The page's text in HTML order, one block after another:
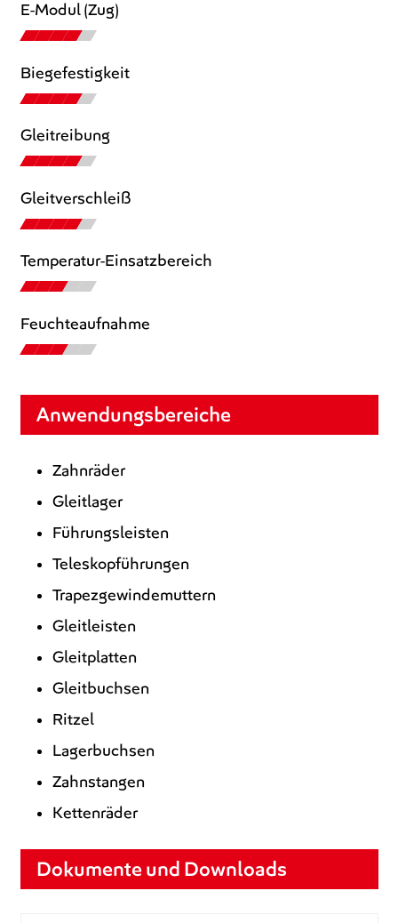
E-Modul (Zug)
Biegefestigkeit
Gleitreibung
Gleitverschleiß
Temperatur-Einsatzbereich
Feuchteaufnahme
Anwendungsbereiche
Zahnräder
Gleitlager
Führungsleisten
Teleskopführungen
Trapezgewindemuttern
Gleitleisten
Gleitplatten
Gleitbuchsen
Ritzel
Lagerbuchsen
Zahnstangen
Kettenräder
Dokumente und Downloads